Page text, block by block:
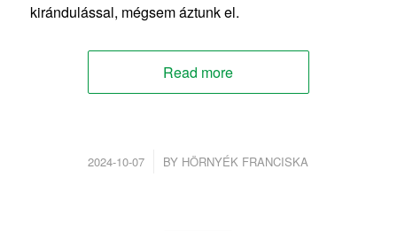
kirándulással, mégsem áztunk el.
Read more
2024-10-07
/ BY HÖRNYÉK FRANCISKA